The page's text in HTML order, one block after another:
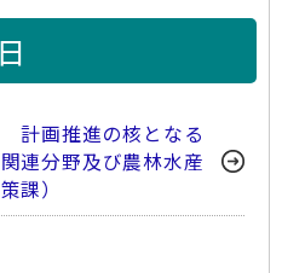
計画推進の核となる
連分野及び農林水産
課）